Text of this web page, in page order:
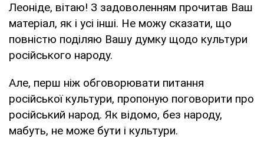
Леоніде, вітаю! З задоволенням прочитав Ваш
матеріал, як і усі інші. Не можу сказати, що
повністю поділяю Вашу думку щодо культури
російського народу.
Але, перш ніж обговорювати питання
російської культури, пропоную поговорити про
російський народ. Як відомо, без народу,
мабуть, не може бути і культури.